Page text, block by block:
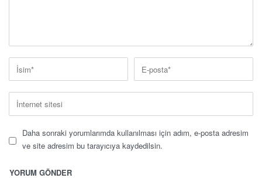
Daha sonraki yorumlarımda kullanılması için adım, e-posta adresim
ve site adresim bu tarayıcıya kaydedilsin.